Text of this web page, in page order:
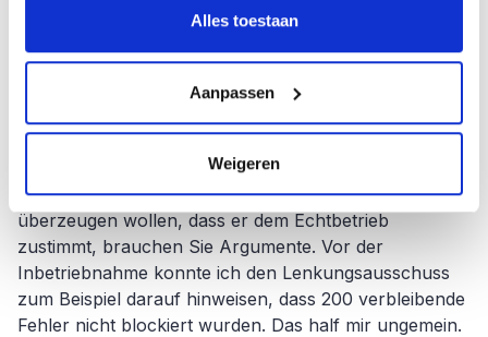
Alles toestaan
Aanpassen
Weigeren
aber jetzt sieht jeder den Wert und weiß, was
Welche Vorteile brachte dies mit sich?
Man kann ein System nie zu 100 % testen. Höchstens
95 %. Die Frage ist, ob das ausreicht, um in Betrieb zu
gehen. Wenn Sie den Lenkungsausschuss davon
überzeugen wollen, dass er dem Echtbetrieb
zustimmt, brauchen Sie Argumente. Vor der
Inbetriebnahme konnte ich den Lenkungsausschuss
zum Beispiel darauf hinweisen, dass 200 verbleibende
Fehler nicht blockiert wurden. Das half mir ungemein.